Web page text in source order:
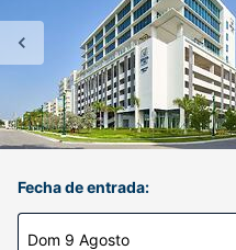
Fecha de entrada:
Dom 9 Agosto